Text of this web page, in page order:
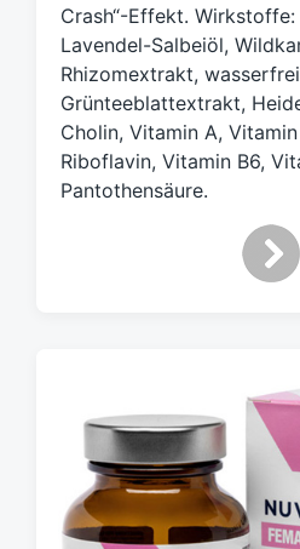
Crash“-Effekt.
Lavendel-Salbeiöl,
Rhizomextrakt,
Grünteeblattextrakt,
Cholin, Vitamin A,
Riboflavin, Vitamin B6,
Pantothensäure.